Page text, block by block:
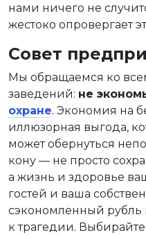
нами ничего не
жестоко опровергает
Совет
Мы обращаемся ко
заведений: не
охране. Экономия на
иллюзорная выгода,
может обернуться
кону — не просто
а жизнь и здоровье
гостей и ваша
сэкономленный рубль
к трагедии.